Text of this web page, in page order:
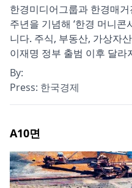
한경미디어그룹과 한경매거
주년을 기념해 ‘한경 머니
니다. 주식, 부동산, 가상자
이재명 정부 출범 이후 달라
By:
Press: 한국경제
A10면